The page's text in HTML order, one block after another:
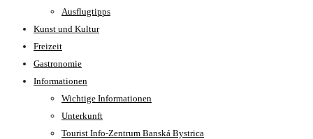
Ausflugtipps
Kunst und Kultur
Freizeit
Gastronomie
Informationen
Wichtige Informationen
Unterkunft
Tourist Info-Zentrum Banská Bystrica